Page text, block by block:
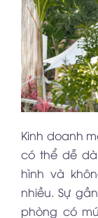
Kinh doanh
có thể dễ
hình và
nhiều. Sự
phòng có